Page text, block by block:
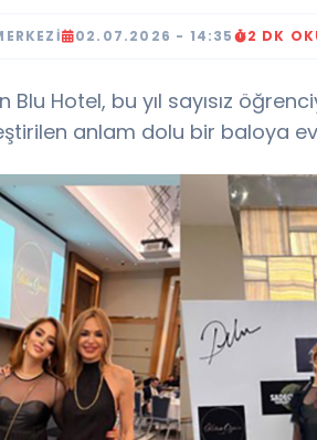
02.07.2026 - 14:35 2 DK
Blu Hotel, bu yıl sayısız
anlam dolu bir baloya